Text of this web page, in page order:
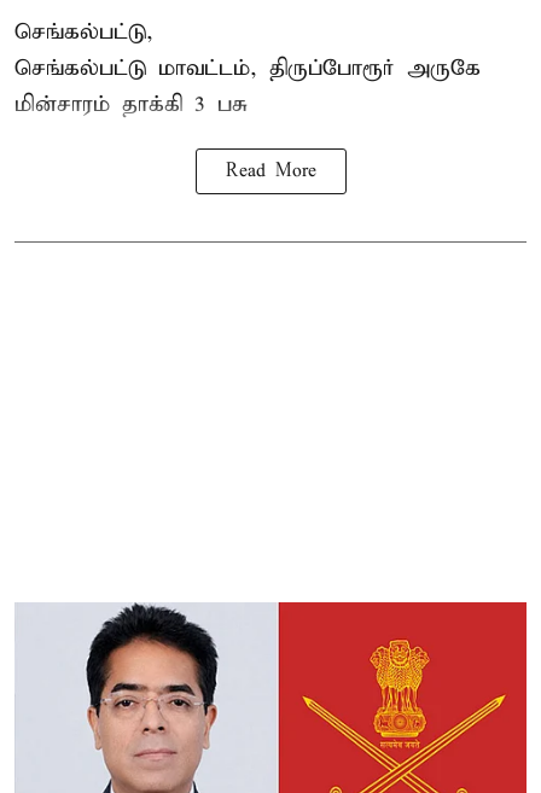
செங்கல்பட்டு,
செங்கல்பட்டு மாவட்டம், திருப்போரூர் அருகே
மின்சாரம் தாக்கி 3 பசு
Read More